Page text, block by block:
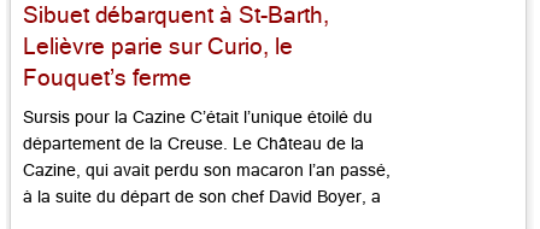
Sibuet débarquent à St-Barth,
Lelièvre parie sur Curio, le
Fouquet’s ferme
Sursis pour la Cazine C’était l’unique étoilé du
département de la Creuse. Le Château de la
Cazine, qui avait perdu son macaron l’an passé,
à la suite du départ de son chef David Boyer, a